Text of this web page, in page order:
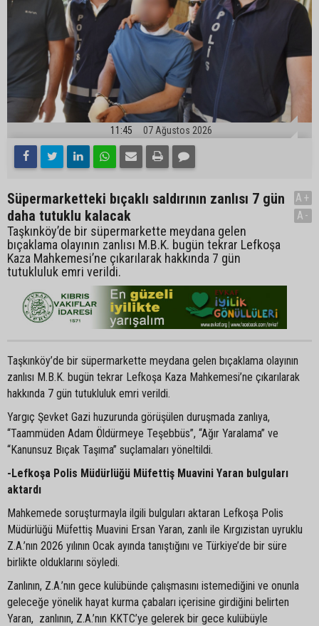
11:45 07 Ağustos 2026
Süpermarketteki bıçaklı saldırının zanlısı 7 gün
daha tutuklu kalacak
Taşkınköy’de bir süpermarkette meydana gelen
bıçaklama olayının zanlısı M.B.K. bugün tekrar Lefkoşa
Kaza Mahkemesi’ne çıkarılarak hakkında 7 gün
tutukluluk emri verildi.
A+
A-
Taşkınköy’de bir süpermarkette meydana gelen bıçaklama olayının
zanlısı M.B.K. bugün tekrar Lefkoşa Kaza Mahkemesi’ne çıkarılarak
hakkında 7 gün tutukluluk emri verildi.
Yargıç Şevket Gazi huzurunda görüşülen duruşmada zanlıya,
“Taammüden Adam Öldürmeye Teşebbüs”, “Ağır Yaralama” ve
“Kanunsuz Bıçak Taşıma” suçlamaları yöneltildi.
-Lefkoşa Polis Müdürlüğü Müfettiş Muavini Yaran bulguları
aktardı
Mahkemede soruşturmayla ilgili bulguları aktaran Lefkoşa Polis
Müdürlüğü Müfettiş Muavini Ersan Yaran, zanlı ile Kırgızistan uyruklu
Z.A.’nın 2026 yılının Ocak ayında tanıştığını ve Türkiye’de bir süre
birlikte olduklarını söyledi.
Zanlının, Z.A.’nın gece kulübünde çalışmasını istemediğini ve onunla
geleceğe yönelik hayat kurma çabaları içerisine girdiğini belirten
Yaran, zanlının, Z.A.’nın KKTC’ye gelerek bir gece kulübüyle